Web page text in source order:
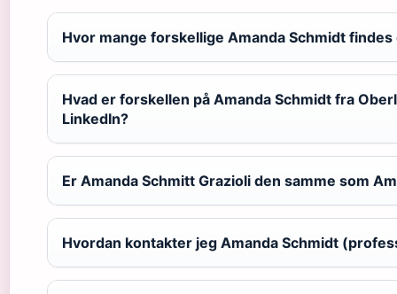
Hvor mange forskellige Amanda Schmidt findes
Hvad er forskellen på Amanda Schmidt fra
LinkedIn?
Er Amanda Schmitt Grazioli den samme som
Hvordan kontakter jeg Amanda Schmidt